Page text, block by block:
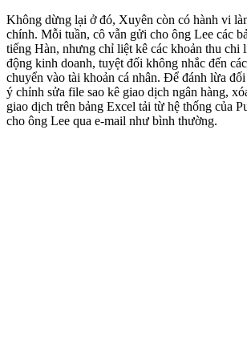
Không dừng lại ở đó, Xuyên còn có hành vi
chính. Mỗi tuần, cô vẫn gửi cho ông Lee các
tiếng Hàn, nhưng chỉ liệt kê các khoản thu chi
động kinh doanh, tuyệt đối không nhắc đến
chuyển vào tài khoản cá nhân. Để đánh lừa
ý chỉnh sửa file sao kê giao dịch ngân hàng,
giao dịch trên bảng Excel tải từ hệ thống của
cho ông Lee qua e-mail như bình thường.